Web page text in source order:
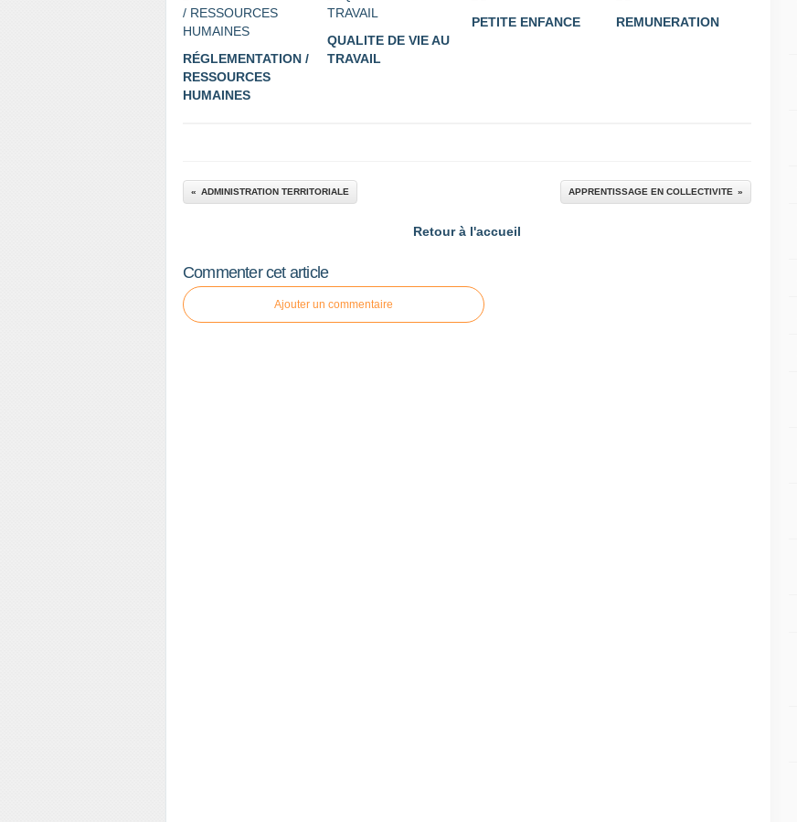
RÉGLEMENTATION /
RESSOURCES
HUMAINES
QUALITE DE VIE AU
TRAVAIL
PETITE ENFANCE REMUNERATION
ADMINISTRATION TERRITORIALE APPRENTISSAGE EN COLLECTIVITE
Retour à l'accueil
Commenter cet article
Ajouter un commentaire